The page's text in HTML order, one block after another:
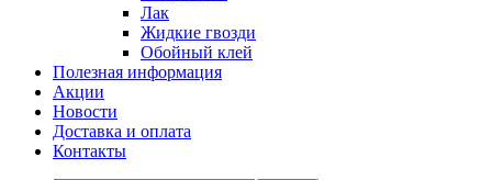
Лак
Жидкие гвозди
Обойный клей
Полезная информация
Акции
Новости
Доставка и оплата
Контакты